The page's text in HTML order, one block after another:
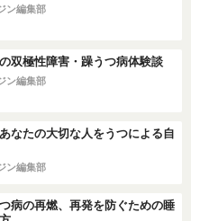
ン編集部
双極性障害・躁うつ病体験談
ン編集部
なたの大切な人をうつによる自
ン編集部
病の再燃、再発を防ぐための睡